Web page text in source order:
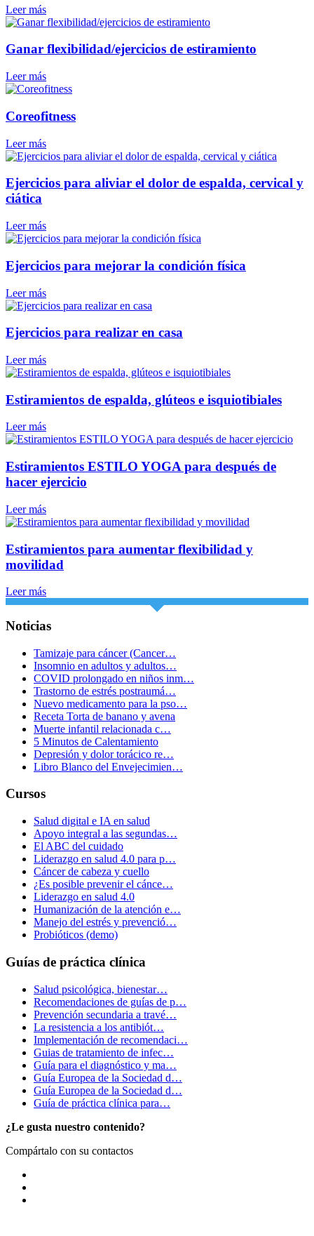
Leer más
Ganar flexibilidad/ejercicios de estiramiento
Leer más
Coreofitness
Leer más
Ejercicios para aliviar el dolor de espalda, cervical y
ciática
Leer más
Ejercicios para mejorar la condición física
Leer más
Ejercicios para realizar en casa
Leer más
Estiramientos de espalda, glúteos e isquiotibiales
Leer más
Estiramientos ESTILO YOGA para después de
hacer ejercicio
Leer más
Estiramientos para aumentar flexibilidad y
movilidad
Leer más
Noticias
Tamizaje para cáncer (Cancer…
Insomnio en adultos y adultos…
COVID prolongado en niños inm…
Trastorno de estrés postraumá…
Nuevo medicamento para la pso…
Receta Torta de banano y avena
Muerte infantil relacionada c…
5 Minutos de Calentamiento
Depresión y dolor torácico re…
Libro Blanco del Envejecimien…
Cursos
Salud digital e IA en salud
Apoyo integral a las segundas…
El ABC del cuidado
Liderazgo en salud 4.0 para p…
Cáncer de cabeza y cuello
¿Es posible prevenir el cánce…
Liderazgo en salud 4.0
Humanización de la atención e…
Manejo del estrés y prevenció…
Probióticos (demo)
Guías de práctica clínica
Salud psicológica, bienestar…
Recomendaciones de guías de p…
Prevención secundaria a travé…
La resistencia a los antibiót…
Implementación de recomendaci…
Guias de tratamiento de infec…
Guía para el diagnóstico y ma…
Guía Europea de la Sociedad d…
Guía Europea de la Sociedad d…
Guía de práctica clínica para…
¿Le gusta nuestro contenido?
Compártalo con su contactos